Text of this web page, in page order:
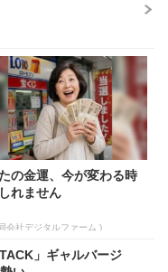
の金運、今が変わる時
れません
会社デジタルファーム )
」ギャルバージ